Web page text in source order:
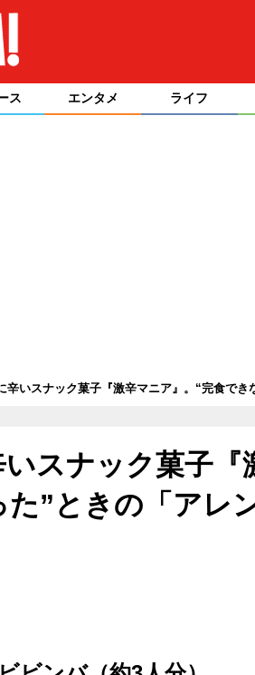
ス エンタメ ライフ
辛いスナック菓子『激辛マニア』。“完食でき
スナック菓子『
”ときの「アレ